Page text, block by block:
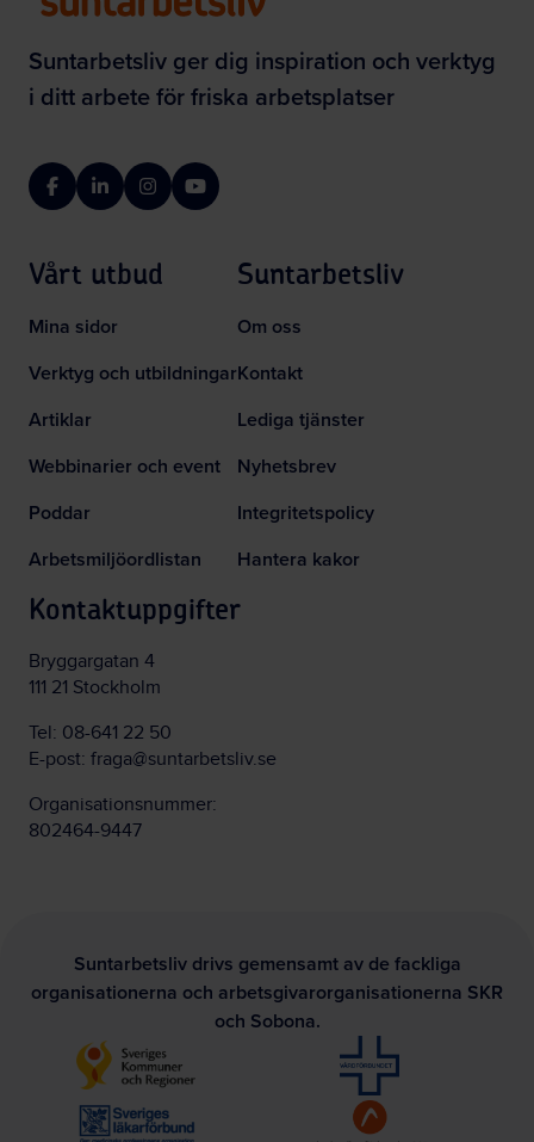
Suntarbetsliv ger dig inspiration och verktyg
i ditt arbete för friska arbetsplatser
FacebookLinkedInInstagramYouTube
Vårt utbud
Mina sidor
Verktyg och utbildningar
Artiklar
Webbinarier och event
Poddar
Arbetsmiljöordlistan
Suntarbetsliv
Om oss
Kontakt
Lediga tjänster
Nyhetsbrev
Integritetspolicy
Hantera kakor
Kontaktuppgifter
Bryggargatan 4
111 21 Stockholm
Tel: 08-641 22 50
E-post: fraga@suntarbetsliv.se
Organisationsnummer:
802464-9447
Suntarbetsliv drivs gemensamt av de fackliga
organisationerna och arbetsgivarorganisationerna SKR
och Sobona.